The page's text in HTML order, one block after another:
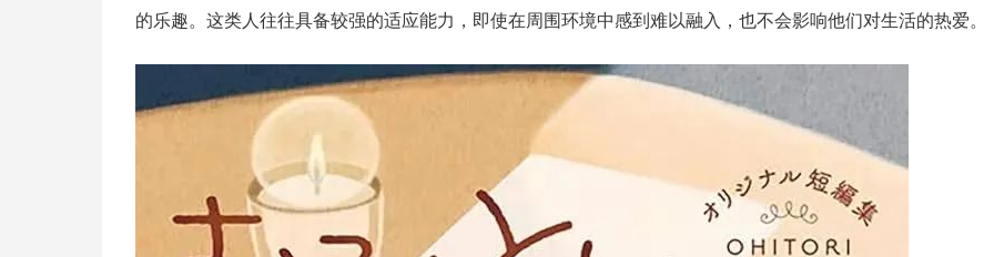
的乐趣。这类人往往具备较强的适应能力，即使在周围环境中感到难以融入，也不会影响他们对生活的热爱。